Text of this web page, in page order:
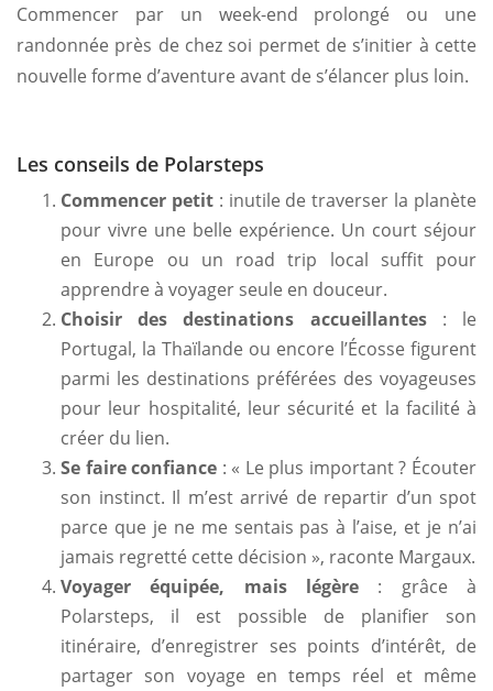
Commencer par un week-end prolongé ou une
randonnée près de chez soi permet de s’initier à cette
nouvelle forme d’aventure avant de s’élancer plus loin.
Les conseils de Polarsteps
Commencer petit: inutile de traverser la planète
pour vivre une belle expérience. Un court séjour
en Europe ou un road trip local suffit pour
apprendre à voyager seule en douceur.
Choisir des destinations accueillantes: le
Portugal, la Thaïlande ou encore l’Écosse figurent
parmi les destinations préférées des voyageuses
pour leur hospitalité, leur sécurité et la facilité à
créer du lien.
Se faire confiance : « Le plus important ? Écouter
son instinct. Il m’est arrivé de repartir d’un spot
parce que je ne me sentais pas à l’aise, et je n’ai
jamais regretté cette décision », raconte Margaux.
Voyager équipée, mais légère : grâce à
Polarsteps, il est possible de planifier son
itinéraire, d’enregistrer ses points d’intérêt, de
partager son voyage en temps réel et même